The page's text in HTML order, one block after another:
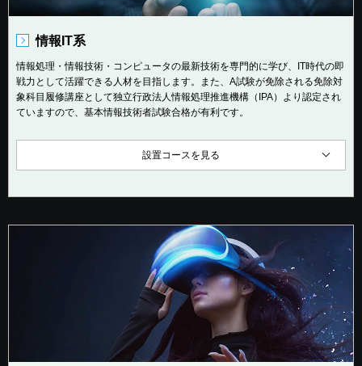
情報IT系
情報処理・情報技術・コンピュータの最新技術を専門的に学び、IT時代の即
戦力として活躍できる人材を目指します。また、A試験が免除される免除対
象科目履修講座として独立行政法人情報処理推進機構（IPA）より認定され
ていますので、基本情報技術者試験合格が有利です。
設置コースを見る